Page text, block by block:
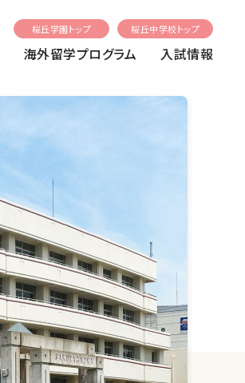
桜丘学園トップ 桜丘中学校トップ
海外留学プログラム 入試情報